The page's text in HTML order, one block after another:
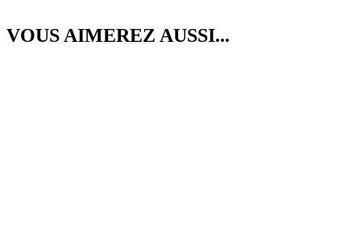
VOUS AIMEREZ AUSSI...